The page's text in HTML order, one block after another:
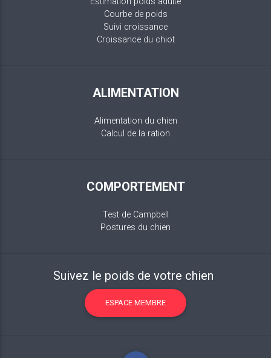
Courbe de poids
Suivi croissance
Croissance du chiot
ALIMENTATION
Alimentation du chien
Calcul de la ration
COMPORTEMENT
Test de Campbell
Postures du chien
Suivez le poids de votre chien
ESPACE MEMBRE